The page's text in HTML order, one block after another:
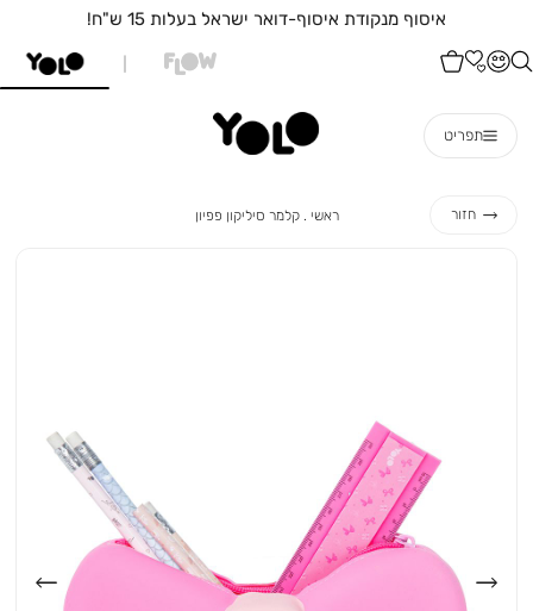
איסוף מנקודת איסוף-דואר ישראל בעלות 15 ש"ח!
תפריט
חזור ראשי ראשי
קלמר סיליקון פפיון